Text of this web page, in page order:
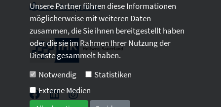
Leichte Sprache
Unsere Partner führen diese Informationen
möglicherweise mit weiteren Daten
zusammen, die Sie ihnen bereitgestellt haben
oder die sie im Rahmen Ihrer Nutzung der
Dienste gesammelt haben.
Notwendig
Statistiken
Externe Medien